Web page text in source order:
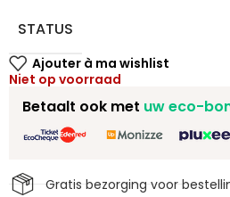
STATUS
Niet op voorraad
Gratis bezorging voor
Betaalt ook met uw eco-